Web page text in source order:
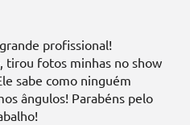
profissional!
tirou fotos minhas no show
sabe como ninguém
ângulos! Parabéns pelo